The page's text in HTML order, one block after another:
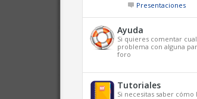
Presentaciones
Ayuda
Si quieres comentar
problema con alguna
foro
Tutoriales
Si necesitas saber